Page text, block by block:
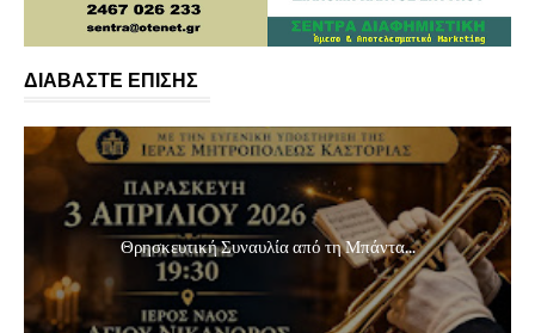
ΔΙΑΒΑΣΤΕ ΕΠΙΣΗΣ
Θρησκευτική Συναυλία από τη Μπάντα...